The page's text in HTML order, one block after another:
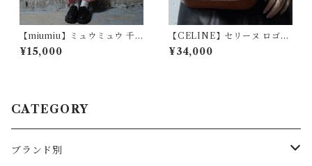
【miumiu】ミュウミュウ 千
鳥格子柄スラックス red＆whi
te
¥15,000
【CELINE】セリーヌ ロゴ入
マカダムレザーショルダーバ
ッグ brown
¥34,000
CATEGORY
ブランド別